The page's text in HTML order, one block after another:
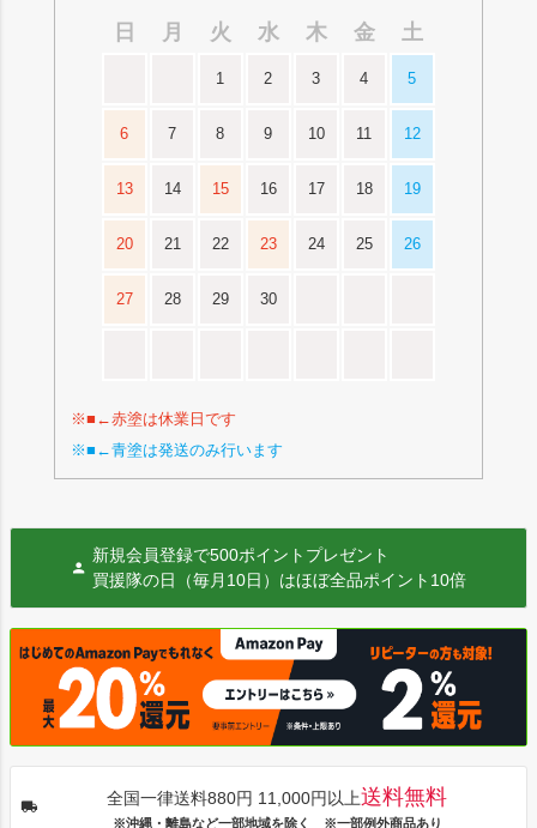
日
月 火 水 木 金 土
1 2 3 4 5
6 7 8 9 10 11 12
13 14 15 16 17 18 19
20 21 22 23 24 25 26
27 28 29 30
※■←赤塗は休業日です
※■←青塗は発送のみ行います
新規会員登録で500ポイントプレゼント
買援隊の日（毎月10日）はほぼ全品ポイント10倍
全国一律送料880円 11,000円以上送料無料
※沖縄・離島など一部地域を除く ※一部例外商品あり